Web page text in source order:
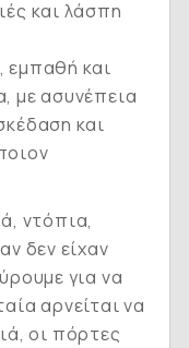
και λάσπη
εμπαθή και
με ασυνέπεια
και
ντόπια,
δεν είχαν
για να
αρνείται να
οι πόρτες